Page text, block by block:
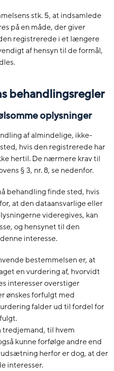
stk. 5, at indsamlede
på en måde, der giver
registrerede i et længere
af hensyn til de formål,
behandlingsregler
oplysninger
af almindelige, ikke-
hvis den registrerede har
hertil. De nærmere krav til
§ 3, nr. 8, se nedenfor.
behandling finde sted, hvis
at den dataansvarlige eller
videregives, kan
og hensynet til den
interesse.
bestemmelsen er, at
en vurdering af, hvorvidt
interesser overstiger
ønskes forfulgt med
falder ud til fordel for
tredjemand, til hvem
kunne forfølge andre end
herfor er dog, at der
interesser.